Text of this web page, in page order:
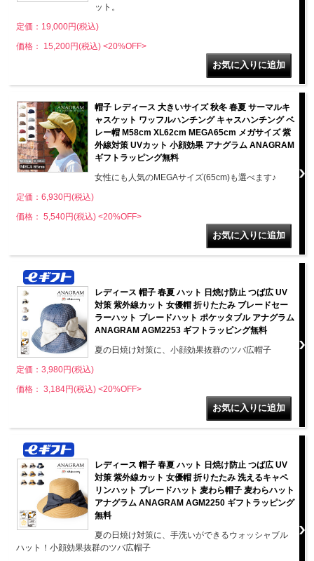
ット。
定価：19,000円(税込)
価格： 15,200円(税込) <20%OFF>
帽子 レディース 大きいサイズ 秋冬 春夏 サーマルキ
ャスケット ワッフルハンチング キャスハンチング ベ
レー帽 M58cm XL62cm MEGA65cm メガサイズ 紫
外線対策 UVカット 小顔効果 アナグラム ANAGRAM
ギフトラッピング無料
女性にも人気のMEGAサイズ(65cm)も選べます♪
定価：6,930円(税込)
価格： 5,540円(税込) <20%OFF>
レディース 帽子 春夏 ハット 日焼け防止 つば広 UV
対策 紫外線カット 女優帽 折りたたみ ブレードセー
ラーハット ブレードハット ポケッタブル アナグラム
ANAGRAM AGM2253 ギフトラッピング無料
夏の日焼け対策に、小顔効果抜群のツバ広帽子
定価：3,980円(税込)
価格： 3,184円(税込) <20%OFF>
レディース 帽子 春夏 ハット 日焼け防止 つば広 UV
対策 紫外線カット 女優帽 折りたたみ 洗えるキャペ
リンハット ブレードハット 麦わら帽子 麦わらハット
アナグラム ANAGRAM AGM2250 ギフトラッピング
無料
夏の日焼け対策に、手洗いができるウォッシャブル
ハット！小顔効果抜群のツバ広帽子